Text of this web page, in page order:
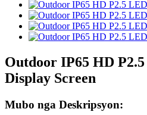
Outdoor IP65 HD
Display Screen
Mubo nga Deskripsyon: